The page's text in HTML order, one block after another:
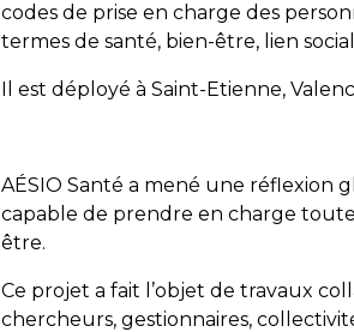
codes de prise en charge des
termes de santé, bien-être, lien
Il est déployé à Saint-Etienne,
AÉSIO Santé a mené une
capable de prendre en charge
être.
Ce projet a fait l’objet de travaux
chercheurs, gestionnaires,